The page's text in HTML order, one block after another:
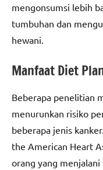
mengonsumsi lebih
tumbuhan dan
hewani.
Manfaat Diet
Beberapa penelitian
menurunkan risiko
beberapa jenis
the American Heart
orang yang